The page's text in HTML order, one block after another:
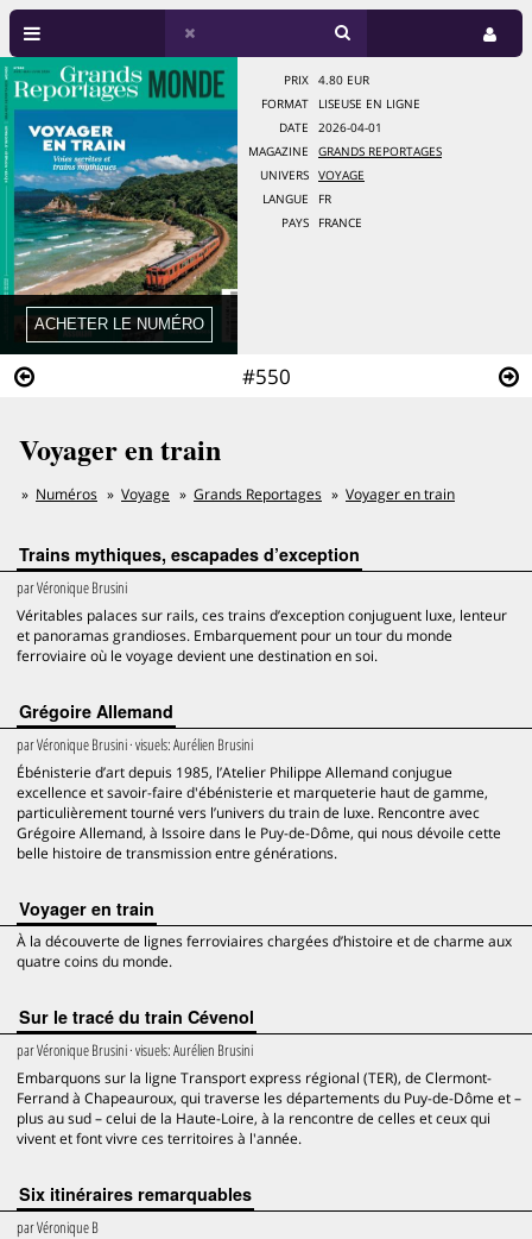
#550
PRIX
4.80 EUR
FORMAT
LISEUSE EN LIGNE
DATE
2026-04-01
MAGAZINE
GRANDS REPORTAGES
UNIVERS
VOYAGE
LANGUE
FR
PAYS
FRANCE
Voyager en train
Numéros Voyage Grands Reportages Voyager en train
Trains mythiques, escapades d’exception
parVéronique Brusini
Véritables palaces sur rails, ces trains d’exception conjuguent luxe, lenteur
et panoramas grandioses. Embarquement pour un tour du monde
ferroviaire où le voyage devient une destination en soi.
Grégoire Allemand
parVéronique Brusini· visuels:Aurélien Brusini
Ébénisterie d’art depuis 1985, l’Atelier Philippe Allemand conjugue
excellence et savoir-faire d'ébénisterie et marqueterie haut de gamme,
particulièrement tourné vers l’univers du train de luxe. Rencontre avec
Grégoire Allemand, à Issoire dans le Puy-de-Dôme, qui nous dévoile cette
belle histoire de transmission entre générations.
Voyager en train
À la découverte de lignes ferroviaires chargées d’histoire et de charme aux
quatre coins du monde.
Sur le tracé du train Cévenol
parVéronique Brusini· visuels:Aurélien Brusini
Embarquons sur la ligne Transport express régional (TER), de Clermont-
Ferrand à Chapeauroux, qui traverse les départements du Puy-de-Dôme et –
plus au sud – celui de la Haute-Loire, à la rencontre de celles et ceux qui
vivent et font vivre ces territoires à l'année.
Six itinéraires remarquables
parVéronique B